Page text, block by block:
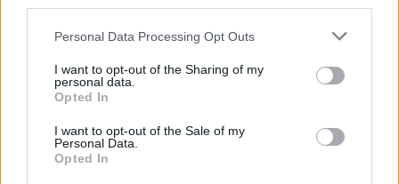
Personal Data Processing Opt Outs
I want to opt-out of the Sharing of my
personal data.
Opted In
I want to opt-out of the Sale of my
Personal Data.
Opted In
Γρήγορη Πλοήγηση
Αντιδήμαρχοι